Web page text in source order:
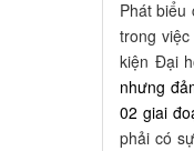
Phát biểu
trong
kiện Đại
nhưng
02 giai
phải có